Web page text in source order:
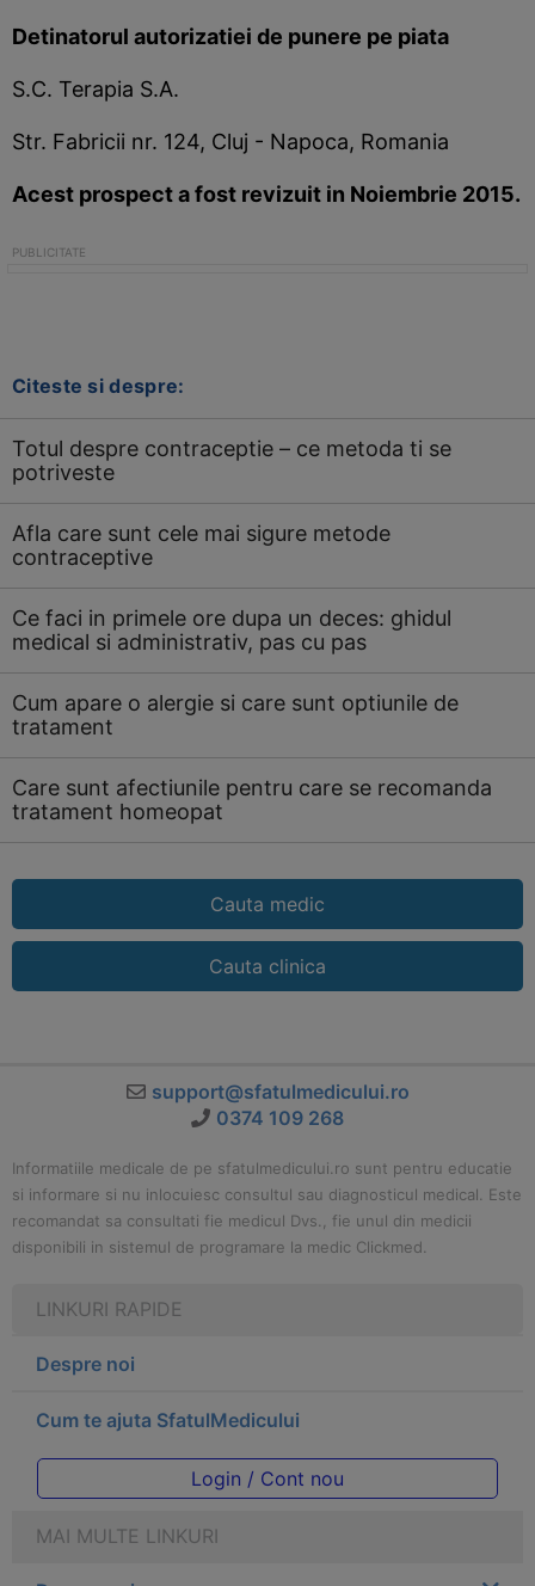
Detinatorul autorizatiei de punere pe piata
S.C. Terapia S.A.
Str. Fabricii nr. 124, Cluj - Napoca, Romania
Acest prospect a fost revizuit in Noiembrie 2015.
Citeste si despre:
Totul despre contraceptie – ce metoda ti se
potriveste
Afla care sunt cele mai sigure metode
contraceptive
Ce faci in primele ore dupa un deces: ghidul
medical si administrativ, pas cu pas
Cum apare o alergie si care sunt optiunile de
tratament
Care sunt afectiunile pentru care se recomanda
tratament homeopat
Cauta medic
Cauta clinica
support@sfatulmedicului.ro
0374 109 268
Informatiile medicale de pe sfatulmedicului.ro sunt pentru educatie
si informare si nu inlocuiesc consultul sau diagnosticul medical. Este
recomandat sa consultati fie medicul Dvs., fie unul din medicii
disponibili in sistemul de programare la medic Clickmed.
LINKURI RAPIDE
Despre noi
Cum te ajuta SfatulMedicului
Login / Cont nou
MAI MULTE LINKURI